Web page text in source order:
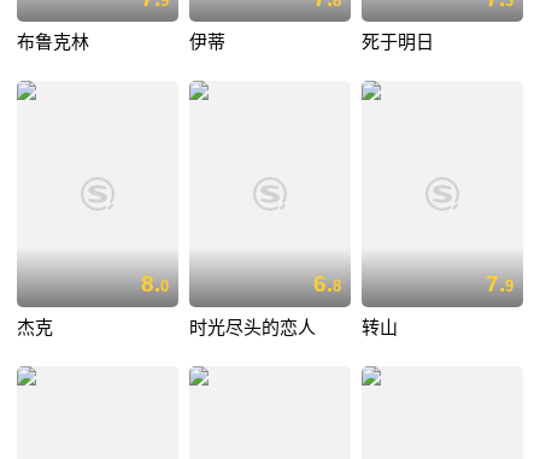
布鲁克林 伊蒂 死于明日
8.0
杰克
6.8
时光尽头的恋人
7.9
转山